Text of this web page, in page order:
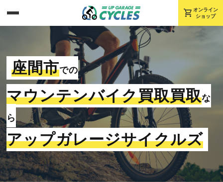
shopping_cart オンライン
ショップ
座間市での
マウンテンバイク買取買取な
ら
アップガレージサイクルズ